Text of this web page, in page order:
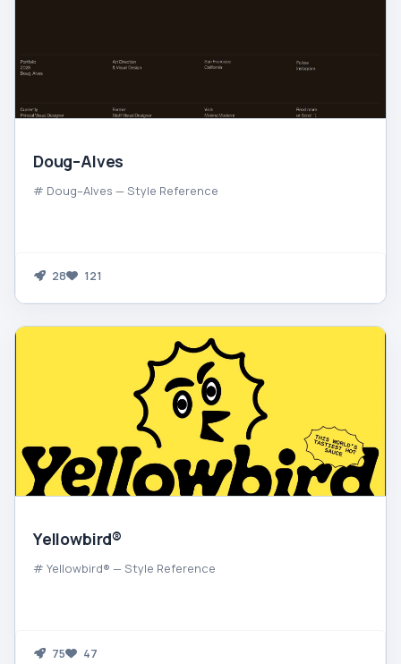
Doug–Alves
# Doug–Alves — Style Reference
28 121
Yellowbird®
# Yellowbird® — Style Reference
75 47